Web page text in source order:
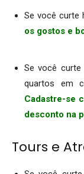
Se você curte
os gostos e
Se você curte
quartos em
Cadastre-se
desconto na
Tours e